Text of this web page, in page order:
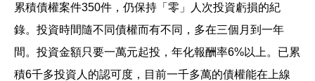
累積債權案件350件，仍保持「零」人次投資虧損的紀
錄。投資時間隨不同債權而有不同，多在三個月到一年
間。投資金額只要一萬元起投，年化報酬率6%以上。已累
積6千多投資人的認可度，目前一千多萬的債權能在上線